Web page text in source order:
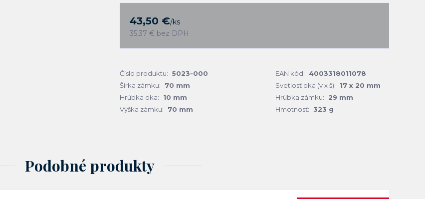
43,50 €/ks
35,37 € bez DPH
Číslo produktu: 5023-000 EAN kód:
4003318011078
Šírka zámku:
70 mm Svetlosť oka (v x š):
17 x 20 mm
Hrúbka oka:
10 mm Hrúbka zámku:
29 mm
Výška zámku:
70 mm Hmotnosť: 323 g
Podobné produkty